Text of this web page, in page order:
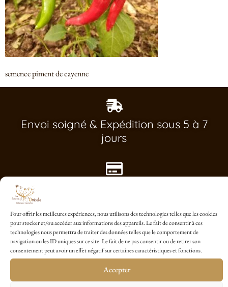
Pour offrir les meilleures expériences, nous utilisons des technologies telles que les cookies
pour stocker et/ou accéder aux informations des appareils. Le fait de consentir à ces
technologies nous permettra de traiter des données telles que le comportement de
navigation ou les ID uniques sur ce site. Le fait de ne pas consentir ou de retirer son
consentement peut avoir un effet négatif sur certaines caractéristiques et fonctions.
Accepter
semence piment de cayenne
Envoi soigné & Expédition sous 5 à 7
jours
Paiement Sécurisé avec Payplug
1 sachet cadeau dés 20€ d'achat